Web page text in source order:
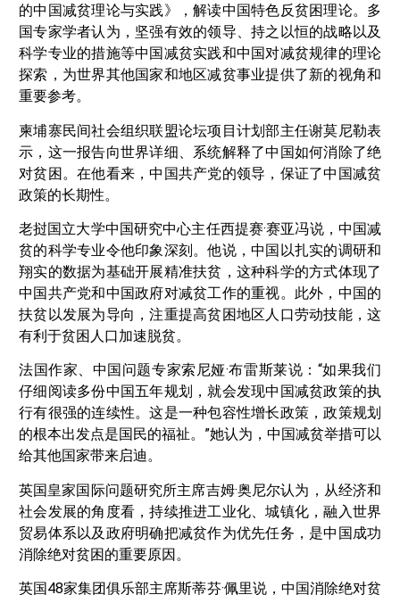
的中国减贫理论与实践》，解读中国特色反贫困理论。多
国专家学者认为，坚强有效的领导、持之以恒的战略以及
科学专业的措施等中国减贫实践和中国对减贫规律的理论
探索，为世界其他国家和地区减贫事业提供了新的视角和
重要参考。
柬埔寨民间社会组织联盟论坛项目计划部主任谢莫尼勒表
示，这一报告向世界详细、系统解释了中国如何消除了绝
对贫困。在他看来，中国共产党的领导，保证了中国减贫
政策的长期性。
老挝国立大学中国研究中心主任西提赛·赛亚冯说，中国减
贫的科学专业令他印象深刻。他说，中国以扎实的调研和
翔实的数据为基础开展精准扶贫，这种科学的方式体现了
中国共产党和中国政府对减贫工作的重视。此外，中国的
扶贫以发展为导向，注重提高贫困地区人口劳动技能，这
有利于贫困人口加速脱贫。
法国作家、中国问题专家索尼娅·布雷斯莱说：“如果我们
仔细阅读多份中国五年规划，就会发现中国减贫政策的执
行有很强的连续性。这是一种包容性增长政策，政策规划
的根本出发点是国民的福祉。”她认为，中国减贫举措可以
给其他国家带来启迪。
英国皇家国际问题研究所主席吉姆·奥尼尔认为，从经济和
社会发展的角度看，持续推进工业化、城镇化，融入世界
贸易体系以及政府明确把减贫作为优先任务，是中国成功
消除绝对贫困的重要原因。
英国48家集团俱乐部主席斯蒂芬·佩里说，中国消除绝对贫